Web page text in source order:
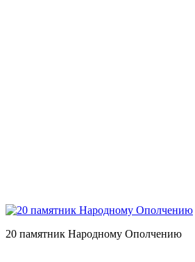
20 памятник Народному Ополчению